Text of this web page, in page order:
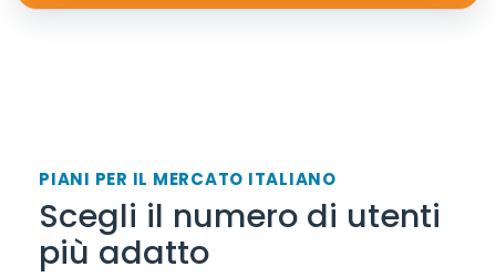
PIANI PER IL MERCATO ITALIANO
Scegli il numero di utenti
più adatto